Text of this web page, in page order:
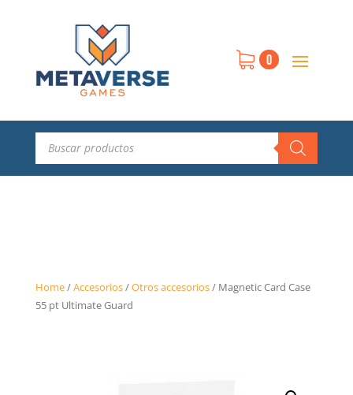
0
Búsqueda
productos
Home/Accesorios/Otros accesorios/ Magnetic Card Case
55 pt Ultimate Guard